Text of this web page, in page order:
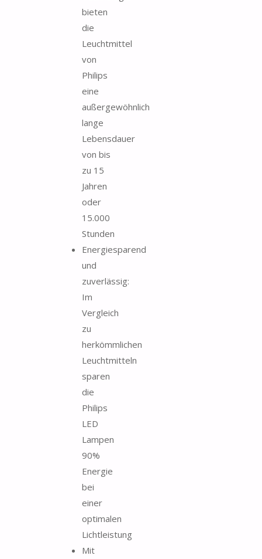
bieten
die
Leuchtmittel
von
Philips
eine
außergewöhnlich
lange
Lebensdauer
von bis
zu 15
Jahren
oder
15.000
Stunden
Energiesparend
und
zuverlässig:
Im
Vergleich
zu
herkömmlichen
Leuchtmitteln
sparen
die
Philips
LED
Lampen
90%
Energie
bei
einer
optimalen
Lichtleistung
Mit